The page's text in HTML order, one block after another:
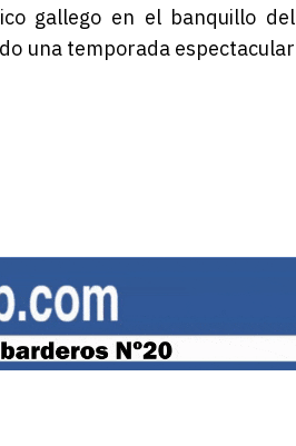
gallego en el banquillo del
una temporada espectacular